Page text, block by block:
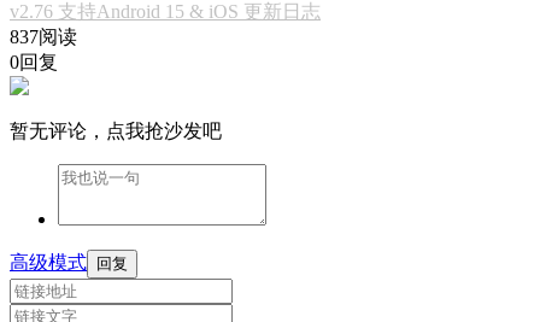
v2.76 支持Android 15 & iOS 更新日志
837阅读
0回复
暂无评论，点我抢沙发吧
高级模式 回复